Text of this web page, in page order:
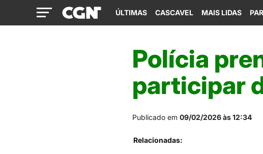
ÚLTIMAS CASCAVEL MAIS LIDAS
Polícia
participar
Publicado em 09/02/2026 às 12:34
Relacionadas: